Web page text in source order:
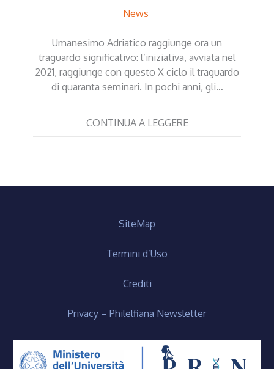
News
Umanesimo Adriatico raggiunge ora un
traguardo significativo: l’iniziativa, avviata nel
2021, raggiunge con questo X ciclo il traguardo
di quaranta seminari. In pochi anni, gli…
CONTINUA A LEGGERE
SiteMap
Termini d’Uso
Crediti
Privacy – Philelfiana Newsletter